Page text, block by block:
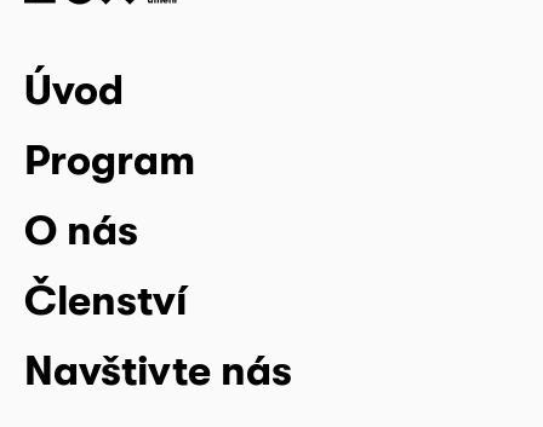
Úvod
Program
O nás
Členství
Navštivte nás